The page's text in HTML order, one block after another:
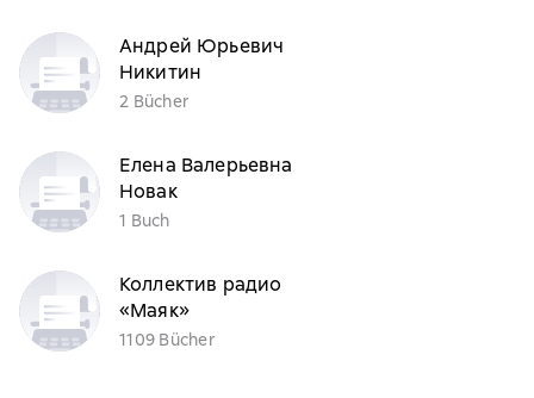
Андрей Юрьевич
Никитин
2 Bücher
Елена Валерьевна
Новак
1 Buch
Коллектив радио
«Маяк»
1109 Bücher